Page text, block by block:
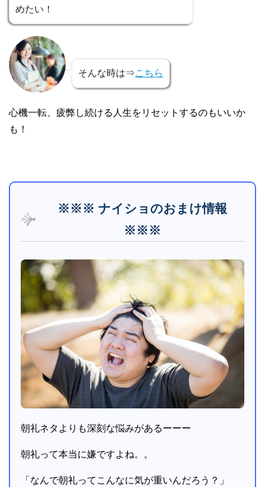
めたい！
そんな時は⇒こちら
心機一転、疲弊し続ける人生をリセットするのもいいか
も！
※※※ ナイショのおまけ情報
※※※
朝礼ネタよりも深刻な悩みがあるーーー
朝礼って本当に嫌ですよね。。
「なんで朝礼ってこんなに気が重いんだろう？」